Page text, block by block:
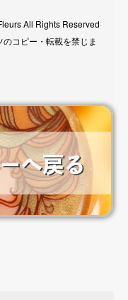
All Rights Reserved
コピー・転載を禁じま